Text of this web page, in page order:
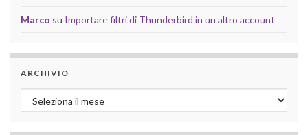
Marco su Importare filtri di Thunderbird in un altro account
ARCHIVIO
Archivio